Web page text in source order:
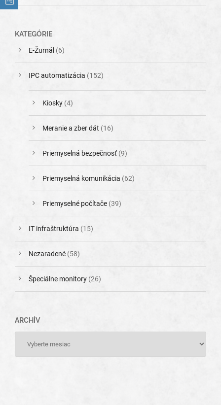
KATEGÓRIE
E-Žurnál (6)
IPC automatizácia (152)
Kiosky (4)
Meranie a zber dát (16)
Priemyselná bezpečnosť (9)
Priemyselná komunikácia (62)
Priemyselné počítače (39)
IT infraštruktúra (15)
Nezaradené (58)
Špeciálne monitory (26)
ARCHÍV